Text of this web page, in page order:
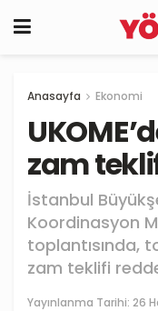
Anasayfa Ekonomi
zam
İstanbul
Koordinasyon
toplantısında,
zam teklifi
Yayınlanma Tarihi: 26